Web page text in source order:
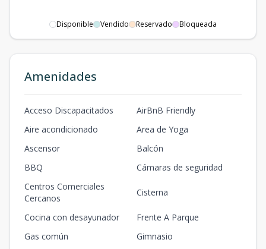
Disponible Vendido Reservado Bloqueada
Amenidades
Acceso Discapacitados
AirBnB Friendly
Aire acondicionado
Area de Yoga
Ascensor
Balcón
BBQ
Cámaras de seguridad
Centros Comerciales
Cercanos
Cisterna
Cocina con desayunador
Frente A Parque
Gas común
Gimnasio